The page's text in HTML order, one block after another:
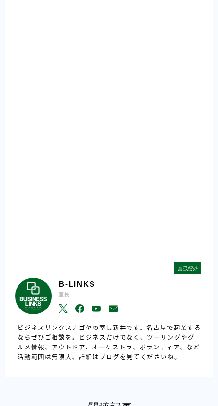
自己紹介
B-LINKS
室長
ビジネスリンクスナゴヤの室長新井です。名古屋で起業する
ならぜひご相談を。ビジネスだけでなく、ツーリングやグ
ルメ情報、アウトドア、オーケストラ、ボランティア、など
活動範囲は無限大。詳細はブログを見てくださいね。